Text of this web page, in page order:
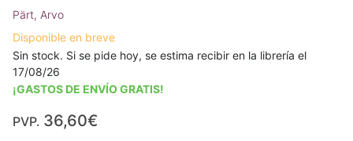
Pärt, Arvo
Disponible en breve
Sin stock. Si se pide hoy, se estima recibir en la librería el
17/08/26
¡GASTOS DE ENVÍO GRATIS!
PVP. 36,60€